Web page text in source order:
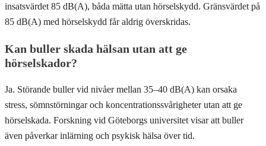
insatsvärdet 85 dB(A), båda mätta utan hörselskydd. Gränsvärdet på
85 dB(A) med hörselskydd får aldrig överskridas.
Kan buller skada hälsan utan att ge
hörselskador?
Ja. Störande buller vid nivåer mellan 35–40 dB(A) kan orsaka
stress, sömnstörningar och koncentrationssvårigheter utan att ge
hörselskada. Forskning vid Göteborgs universitet visar att buller
även påverkar inlärning och psykisk hälsa över tid.